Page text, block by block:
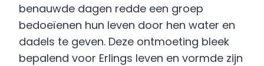
benauwde dagen redde een groep
bedoeïenen hun leven door hen water en
dadels te geven. Deze ontmoeting bleek
bepalend voor Erlings leven en vormde zijn